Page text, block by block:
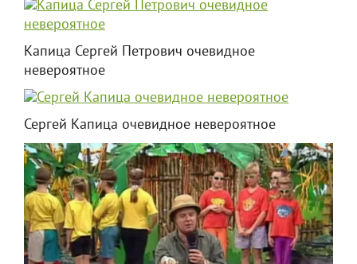
Капица Сергей Петрович очевидное
невероятное
Сергей Капица очевидное невероятное